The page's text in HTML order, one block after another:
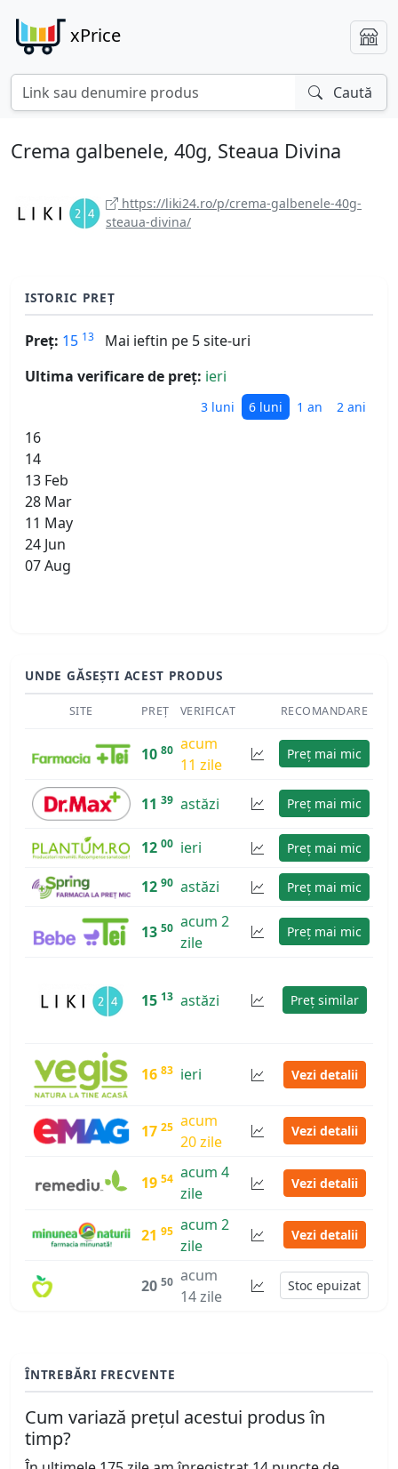
xPrice
Caută
Crema galbenele, 40g, Steaua Divina
https://liki24.ro/p/crema-galbenele-40g-
steaua-divina/
ISTORIC PREȚ
Preț: 15 13
Mai ieftin pe 5 site-uri
Ultima verificare de preț: ieri
3 luni 6 luni 1 an 2 ani
16
14
13 Feb
28 Mar
11 May
24 Jun
07 Aug
UNDE GĂSEȘTI ACEST PRODUS
SITE PREȚ VERIFICAT RECOMANDARE
10 80 acum
11 zile
Preț mai mic
11 39 astăzi Preț mai mic
12 00 ieri Preț mai mic
12 90 astăzi Preț mai mic
13 50 acum 2
zile
Preț mai mic
15 13 astăzi Preț similar
16 83 ieri Vezi detalii
17 25 acum
20 zile
Vezi detalii
19 54 acum 4
zile
Vezi detalii
21 95 acum 2
zile
Vezi detalii
20 50 acum
14 zile
Stoc epuizat
ÎNTREBĂRI FRECVENTE
Cum variază prețul acestui produs în
timp?